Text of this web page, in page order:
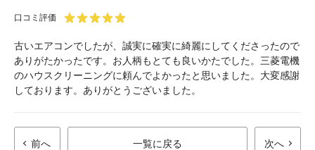
口コミ評価
古いエアコンでしたが、誠実に確実に綺麗にしてくださったので
ありがたかったです。お人柄もとても良いかたでした。三菱電機
のハウスクリーニングに頼んでよかったと思いました。大変感謝
しております。ありがとうございました。
前へ 一覧に戻る 次へ